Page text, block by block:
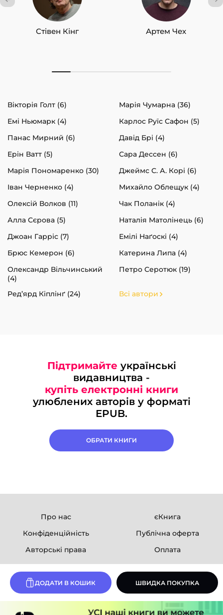
ДОДАТИ В КОШИК ШВИДКА ПОКУПКА
Стівен Кінг Артем Чех
Вікторія Голт (6)
Марія Чумарна (36)
Емі Ньюмарк (4)
Карлос Руїс Сафон (5)
Панас Мирний (6)
Давід Брі (4)
Ерін Ватт (5)
Сара Дессен (6)
Марія Пономаренко (30)
Джеймс С. А. Корі (6)
Іван Черненко (4)
Михайло Облещук (4)
Олексій Волков (11)
Чак Поланік (4)
Алла Сєрова (5)
Наталія Матолінець (6)
Джоан Гарріс (7)
Емілі Наґоскі (4)
Брюс Кемерон (6)
Катерина Липа (4)
Олександр Вільчинський
(4)
Петро Серотюк (19)
Ред’ярд Кіплінґ (24) Всі автори
Підтримайте українські
видавництва -
купіть електронні книги
улюблених авторів у форматі
EPUB.
ОБРАТИ КНИГИ
Про нас
єКнига
Конфіденційність
Публічна оферта
Авторські права
Оплата
Розробка сайту